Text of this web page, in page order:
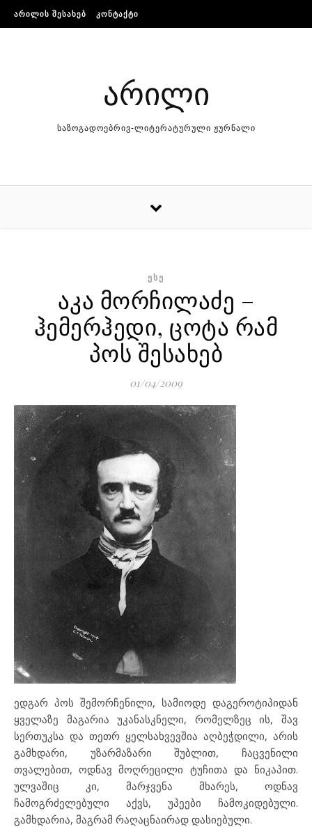
Skip to content
ᲐᲠᲘᲚᲘᲡ ᲨᲔᲡᲐᲮᲔᲑ ᲙᲝᲜᲢᲐᲥᲢᲘ
არილი
საზოგადოებრივ-ლიტერატურული ჟურნალი
ᲔᲡᲔ
აკა მორჩილაძე –
ჰემერჰედი, ცოტა რამ
პოს შესახებ
01/04/2009
ედგარ პოს შემორჩენილი, სამიოდე დაგეროტიპიდან
ყველაზე მაგარია უკანასკნელი, რომელზეც ის, შავ
სერთუკსა და თეთრ ყელსახვევშია აღბეჭდილი, არის
გამხდარი, უზარმაზარი შუბლით, ჩაცვენილი
თვალებით, ოდნავ მოღრეცილი ტუჩითა და ნიკაპით.
ულვაშიც კი, მარჯვენა მხარეს, ოდნავ
ჩამოგრძელებული აქვს, უპეები ჩამოკიდებული.
გამხდარია, მაგრამ რაღაცნაირად დასიებული.